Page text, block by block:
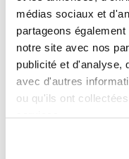
médias sociaux et
partageons
notre site avec nos
publicité et d'analyse,
avec d'autres
ou qu'ils ont
services.
Kit Déco sans
Kit Déco avec

LIVRAISON
Livraison partout
Sur
Vous